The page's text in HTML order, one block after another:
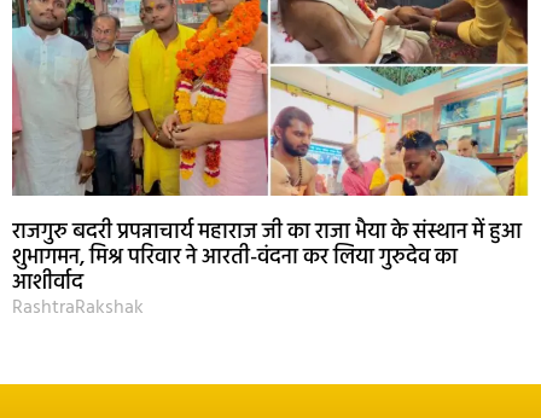
राजगुरु बदरी प्रपन्नाचार्य महाराज जी का राजा भैया के संस्थान में हुआ
शुभागमन, मिश्र परिवार ने आरती-वंदना कर लिया गुरुदेव का
आशीर्वाद
RashtraRakshak